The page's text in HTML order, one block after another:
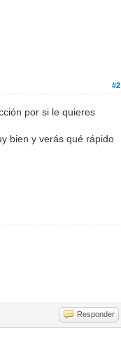
#2
por si le quieres
bien y verás qué rápido
Responder